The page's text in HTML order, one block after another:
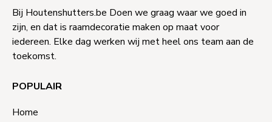
Bij Houtenshutters.be Doen we graag waar we goed in
zijn, en dat is raamdecoratie maken op maat voor
iedereen. Elke dag werken wij met heel ons team aan de
toekomst.
POPULAIR
Home